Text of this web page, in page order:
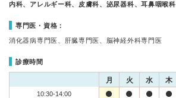
内科、アレルギー科、皮膚科、泌尿器科、耳鼻咽喉科
専門医・資格：
消化器病専門医、肝臓専門医、脳神経外科専門医
診療時間
月 火 水 木
10:30-14:00